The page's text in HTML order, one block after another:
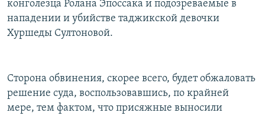
конголезца Ролана Эпоссака и подозреваемые в
нападении и убийстве таджикской девочки
Хуршеды Султоновой.
Сторона обвинения, скорее всего, будет обжаловать
решение суда, воспользовавшись, по крайней
мере, тем фактом, что присяжные выносили